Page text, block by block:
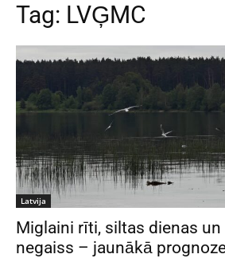
Tag: LVĢMC
Latvija
Miglaini rīti, siltas dienas
negaiss – jaunākā